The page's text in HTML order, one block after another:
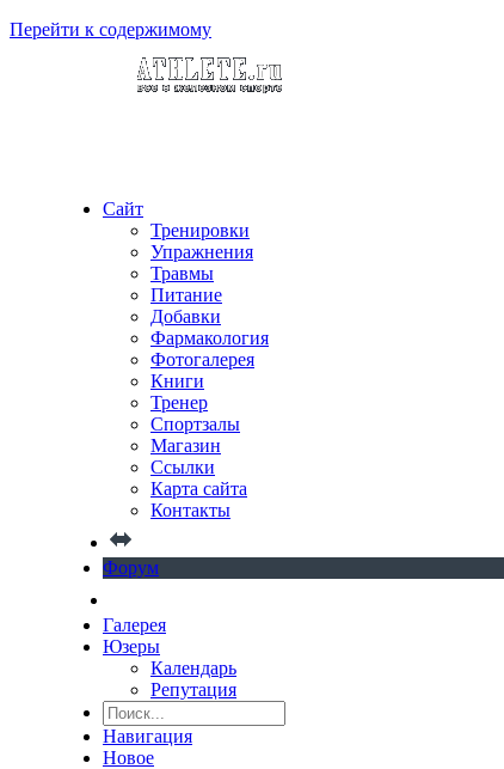
Перейти к содержимому
Сайт
Тренировки
Упражнения
Травмы
Питание
Добавки
Фармакология
Фотогалерея
Книги
Тренер
Спортзалы
Магазин
Ссылки
Карта сайта
Контакты
Форум
Галерея
Юзеры
Календарь
Репутация
Навигация
Новое